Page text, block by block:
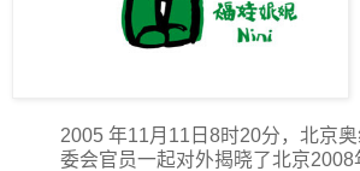
2005 年11月11日8时20分，北京
委会官员一起对外揭晓了北京2008